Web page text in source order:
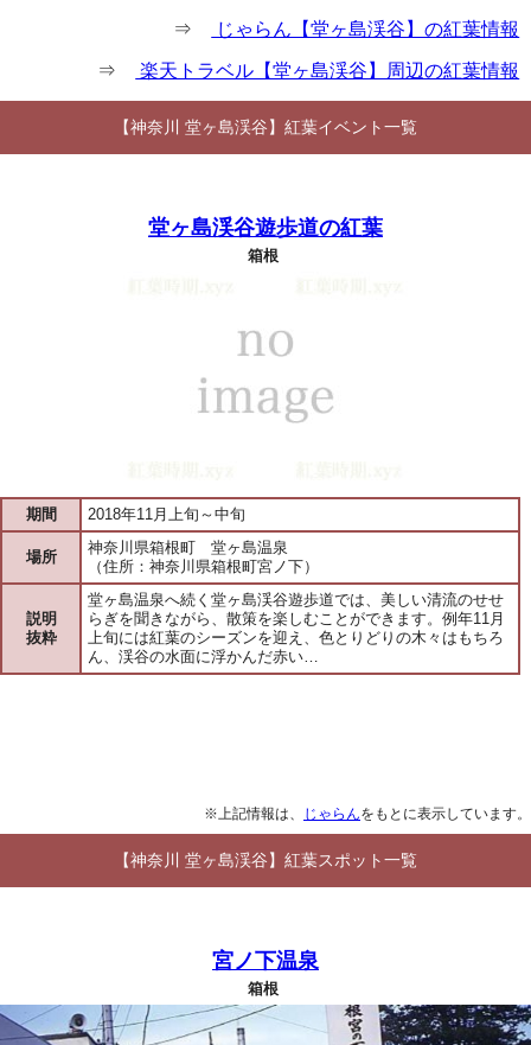
⇒ じゃらん【堂ヶ島渓谷】の紅葉情報
⇒ 楽天トラベル【堂ヶ島渓谷】周辺の紅葉情報
【神奈川 堂ヶ島渓谷】紅葉イベント一覧
堂ヶ島渓谷遊歩道の紅葉
箱根
期間 2018年11月上旬～中旬
場所
神奈川県箱根町 堂ヶ島温泉
（住所：神奈川県箱根町宮ノ下）
説明
抜粋
堂ヶ島温泉へ続く堂ヶ島渓谷遊歩道では、美しい清流のせせ
らぎを聞きながら、散策を楽しむことができます。例年11月
上旬には紅葉のシーズンを迎え、色とりどりの木々はもちろ
ん、渓谷の水面に浮かんだ赤い…
※上記情報は、 じゃらんをもとに表示しています。
【神奈川 堂ヶ島渓谷】紅葉スポット一覧
宮ノ下温泉
箱根